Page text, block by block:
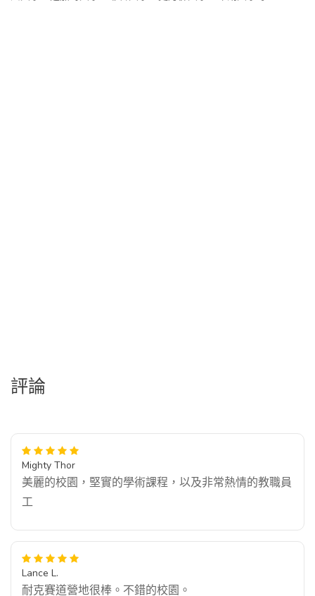
評論
Mighty Thor
美麗的校園，堅實的學術課程，以及非常熱情的教職員
工
Lance L.
耐克賽道營地很棒。不錯的校園。